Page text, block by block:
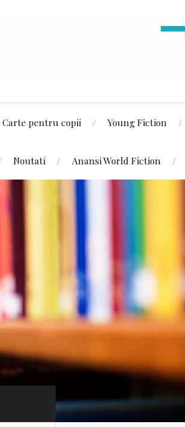
Carte pentru copii Young Fiction
Noutati Anansi World Fiction